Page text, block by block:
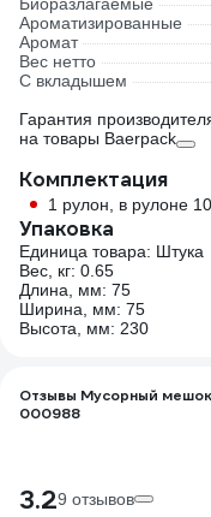
Ароматизированные
Аромат
Вес нетто
С вкладышем
Гарантия
на товары Baerpack
Комплектация
1 рулон, в рулоне
Упаковка
Единица товара: Штука
Вес, кг: 0.65
Длина, мм: 75
Ширина, мм: 75
Высота, мм: 230
Отзывы Мусорный
000988
3.29 отзывов